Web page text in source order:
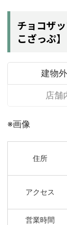
チョコザ
こざっぷ】
建物
店舗
※画像
住所
アクセス
営業時間